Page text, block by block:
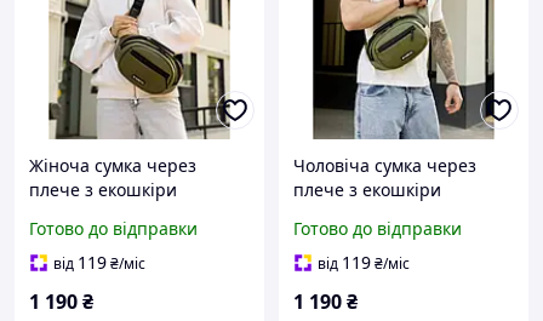
Жіноча сумка через
плече з екошкіри
(10970301017)
Готово до відправки
від 119₴/міс
1 190₴
Чоловіча сумка через
плече з екошкіри
Готово до відправки
від 119₴/міс
1 190₴